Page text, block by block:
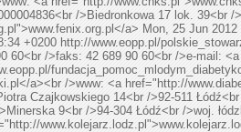
/>Biedronkowa 17 lok. 39<br
a> Mon, 25 Jun
+0200 http://www.eopp.pl/
60<br />faks: 42 689 90 60<br />e-mail:
</a><br />www: <a href="http://
Czajkowskiego 14<br />92-511
9<br />94-304 Łódź<br />woj.